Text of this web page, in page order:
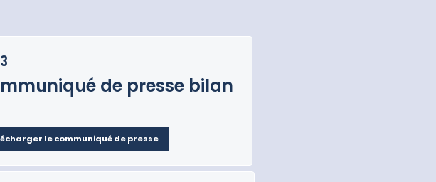
de presse bilan
le communiqué de presse